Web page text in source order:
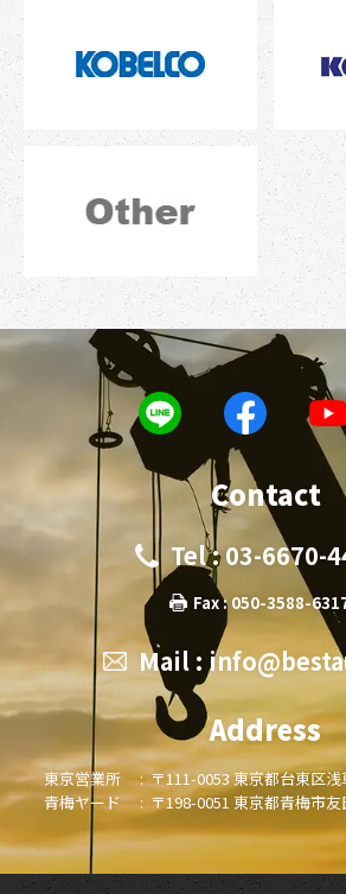
Contact
Tel : 03-6670-
Fax : 050-3588-
Mail :
Address
東京営業所 : 〒111-0053 東京都台東区
青梅ヤード : 〒198-0051 東京都青梅市